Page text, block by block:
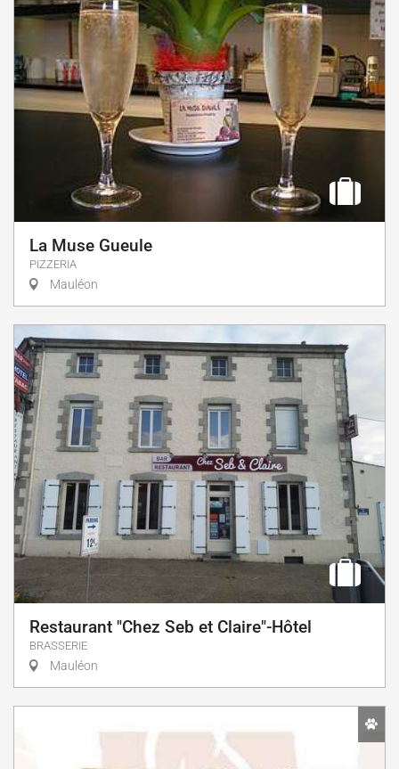
La Muse Gueule
PIZZERIA
Mauléon
Restaurant "Chez Seb et Claire"-Hôtel
BRASSERIE
Mauléon